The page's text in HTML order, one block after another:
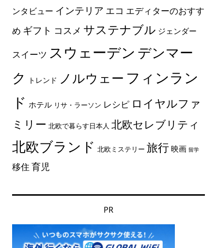
ンタビュー インテリア エコ エディターのおすす
め ギフト コスメ サステナブル ジェンダー
スイーツ スウェーデン デンマー
ク
トレンド ノルウェー フィンラン
ド ホテル リサ・ラーソン レシピ ロイヤルファ
ミリー 北欧で暮らす日本人 北欧セレブリティ
北欧ブランド 北欧ミステリー 旅行映画 留学
移住 育児
PR